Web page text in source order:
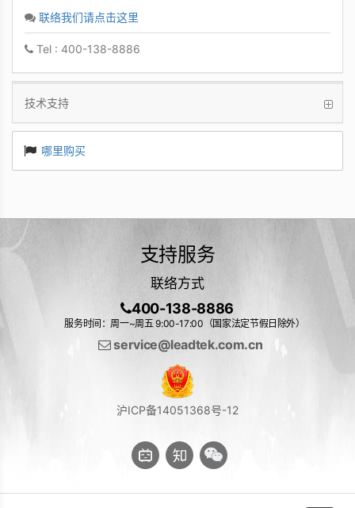
联络我们请点击这里
Tel : 400-138-8886
技术支持
哪里购买
支持服务
联络方式
400-138-8886
服务时间：周一~周五 9:00-17:00（国家法定节假日除外）
service@leadtek.com.cn
沪ICP备14051368号-12